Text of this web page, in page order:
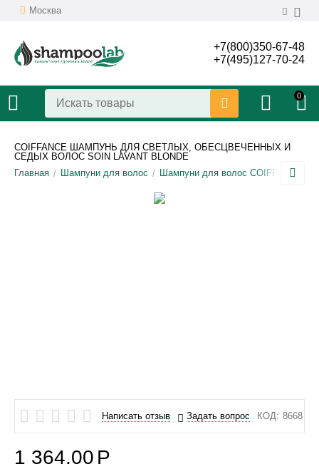
Москва
+7(800)350-67-48
+7(495)127-70-24
0
COIFFANCE ШАМПУНЬ ДЛЯ СВЕТЛЫХ, ОБЕСЦВЕЧЕННЫХ И
СЕДЫХ ВОЛОС SOIN LAVANT BLONDE
Главная / Шампуни для волос / Шампуни для волос COIFFANCE
Написать отзыв Задать вопрос КОД: 8668
1 364.00 Р